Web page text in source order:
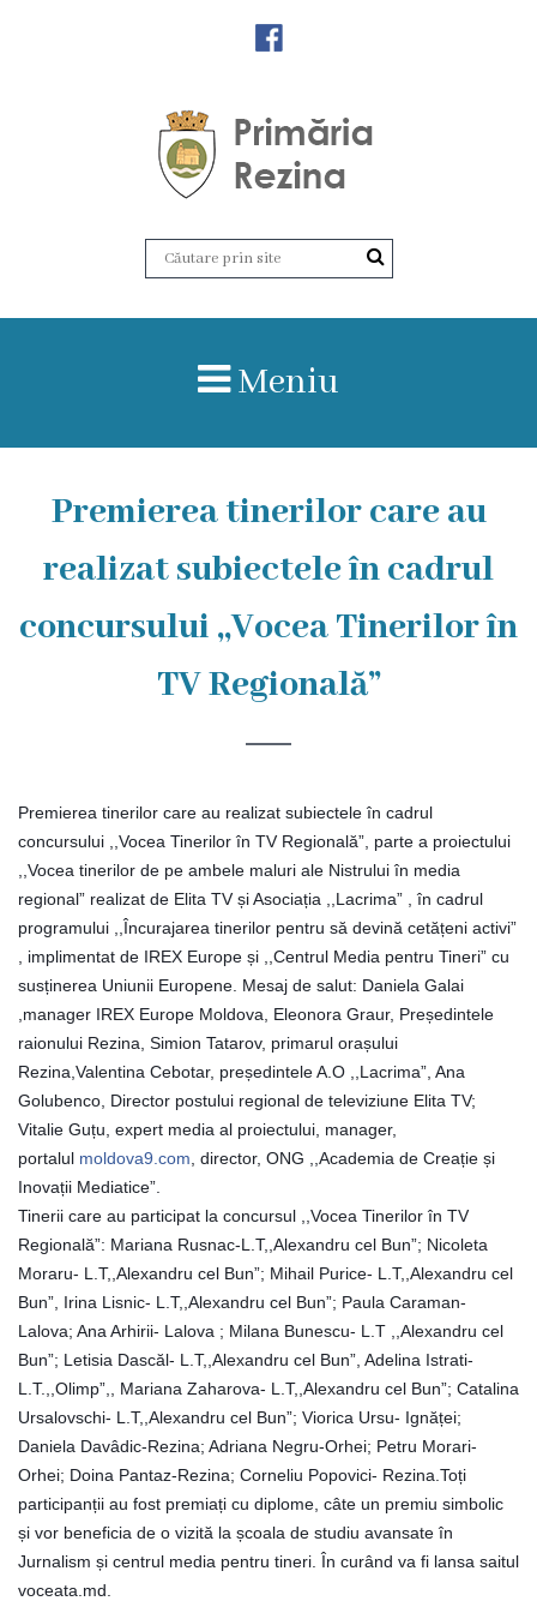
Amalgamare
în
Rezina
Primăria
Primarul
Aparatul
primăriei
Competențele
primarului
Dispozițiile
primarului
Plăți
salariale
încasate
Întreprinderi
subordonate
Grădinița
nr.1
,,Leagănul
copilăriei”
Meniu
Premierea tinerilor care au
realizat subiectele în cadrul
concursului ,,Vocea Tinerilor în
TV Regională”
Premierea tinerilor care au realizat subiectele în cadrul
concursului ,,Vocea Tinerilor în TV Regională”, parte a proiectului
,,Vocea tinerilor de pe ambele maluri ale Nistrului în media
regional” realizat de Elita TV și Asociația ,,Lacrima” , în cadrul
programului ,,Încurajarea tinerilor pentru să devină cetățeni activi”
, implimentat de IREX Europe și ,,Centrul Media pentru Tineri” cu
susținerea Uniunii Europene. Mesaj de salut: Daniela Galai
,manager IREX Europe Moldova,
Eleonora Graur, Președintele
raionului Rezina, Simion Tatarov, primarul orașului
Rezina,Valentina Cebotar, președintele A.O ,,Lacrima”, Ana
Golubenco, Director postului regional de televiziune Elita TV;
Vitalie Guțu, expert media al proiectului, manager,
portalul moldova9.com , director, ONG ,,Academia de Creație și
Inovații Mediatice”.
Tinerii care au participat la concursul ,,Vocea Tinerilor în TV
Regională”: Mariana Rusnac-L.T,,Alexandru cel Bun”; Nicoleta
Moraru- L.T,,Alexandru cel Bun”; Mihail Purice- L.T,,Alexandru cel
Bun”, Irina Lisnic- L.T,,Alexandru cel Bun”; Paula Caraman-
Lalova; Ana Arhirii- Lalova ; Milana Bunescu- L.T ,,Alexandru cel
Bun”; Letisia Dascăl- L.T,,Alexandru cel Bun”, Adelina Istrati-
L.T.,,Olimp”,, Mariana Zaharova- L.T,,Alexandru cel Bun”; Catalina
Ursalovschi- L.T,,Alexandru cel Bun”; Viorica Ursu- Ignăței;
Daniela Davâdic-Rezina; Adriana Negru-Orhei; Petru Morari-
Orhei; Doina Pantaz-Rezina; Corneliu Popovici- Rezina.Toți
participanții au fost premiați cu diplome, câte un premiu simbolic
și vor beneficia de o vizită la școala de studiu avansate în
Jurnalism și centrul media pentru tineri. În curând va fi lansa saitul
voceata.md.